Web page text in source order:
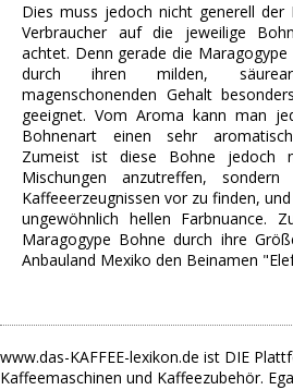
Dies muss jedoch nicht generell der
Verbraucher auf die jeweilige
achtet. Denn gerade die
durch ihren milden,
magenschonenden Gehalt
geeignet. Vom Aroma kann man
Bohnenart einen sehr
Zumeist ist diese Bohne jedoch
Mischungen anzutreffen,
Kaffeeerzeugnissen vor zu finden,
ungewöhnlich hellen Farbnuance.
Maragogype Bohne durch ihre
Anbauland Mexiko den Beinamen
www.das-KAFFEE-lexikon.de ist DIE
Kaffeemaschinen und Kaffeezubehör.